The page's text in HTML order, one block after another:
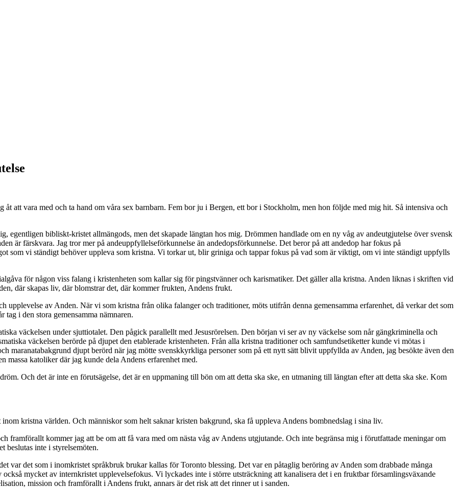
att vara med och ta hand om våra sex barnbarn. Fem bor ju i Bergen, ett bor i Stockholm, men hon följde med mig hit. Så intensiva och
egentligen bibliskt-kristet allmängods, men det skapade längtan hos mig. Drömmen handlade om en ny våg av andeutgjutelse över svensk
är färskvara. Jag tror mer på andeuppfyllelseförkunnelse än andedopsförkunnelse. Det beror på att andedop har fokus på
som vi ständigt behöver uppleva som kristna. Vi torkar ut, blir griniga och tappar fokus på vad som är viktigt, om vi inte ständigt uppfylls
för någon viss falang i kristenheten som kallar sig för pingstvänner och karismatiker. Det gäller alla kristna. Anden liknas i skriften vid
där skapas liv, där blomstrar det, där kommer frukten, Andens frukt.
av Anden. När vi som kristna från olika falanger och traditioner, möts utifrån denna gemensamma erfarenhet, då verkar det som
i den stora gemensamma nämnaren.
väckelsen under sjuttiotalet. Den pågick parallellt med Jesusrörelsen. Den början vi ser av ny väckelse som når gängkriminella och
väckelsen berörde på djupet den etablerade kristenheten. Från alla kristna traditioner och samfundsetiketter kunde vi mötas i
maranatabakgrund djupt berörd när jag mötte svenskkyrkliga personer som på ett nytt sätt blivit uppfyllda av Anden, jag besökte även den
katoliker där jag kunde dela Andens erfarenhet med.
Och det är inte en förutsägelse, det är en uppmaning till bön om att detta ska ske, en utmaning till längtan efter att detta ska ske. Kom
kristna världen. Och människor som helt saknar kristen bakgrund, ska få uppleva Andens bombnedslag i sina liv.
framförallt kommer jag att be om att få vara med om nästa våg av Andens utgjutande. Och inte begränsa mig i förutfattade meningar om
beslutas inte i styrelsemöten.
var det som i inomkristet språkbruk brukar kallas för Toronto blessing. Det var en påtaglig beröring av Anden som drabbade många
mycket av internkristet upplevelsefokus. Vi lyckades inte i större utsträckning att kanalisera det i en fruktbar församlingsväxande
mission och framförallt i Andens frukt, annars är det risk att det rinner ut i sanden.